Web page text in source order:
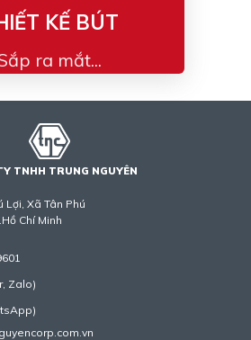
KẾ BÚT
ra mắt...
TNHH TRUNG NGUYÊN
Lợi, Xã Tân Phú
Chí Minh
Zalo)